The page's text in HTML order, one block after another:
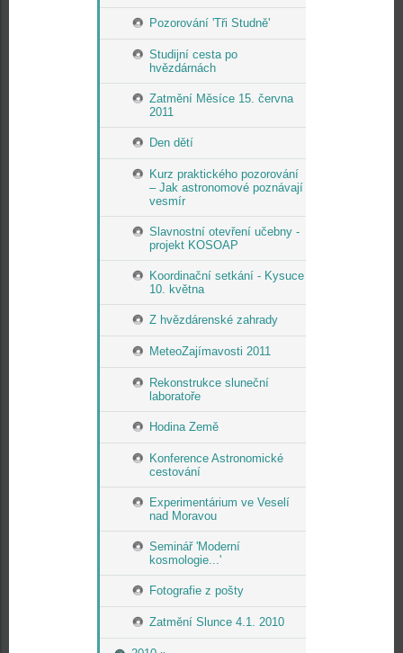
Pozorování 'Tři Studně'
Studijní cesta po
hvězdárnách
Zatmění Měsíce 15. června
2011
Den dětí
Kurz praktického pozorování
– Jak astronomové poznávají
vesmír
Slavnostní otevření učebny -
projekt KOSOAP
Koordinační setkání - Kysuce
10. května
Z hvězdárenské zahrady
MeteoZajímavosti 2011
Rekonstrukce sluneční
laboratoře
Hodina Země
Konference Astronomické
cestování
Experimentárium ve Veselí
nad Moravou
Seminář 'Moderní
kosmologie...'
Fotografie z pošty
Zatmění Slunce 4.1. 2010